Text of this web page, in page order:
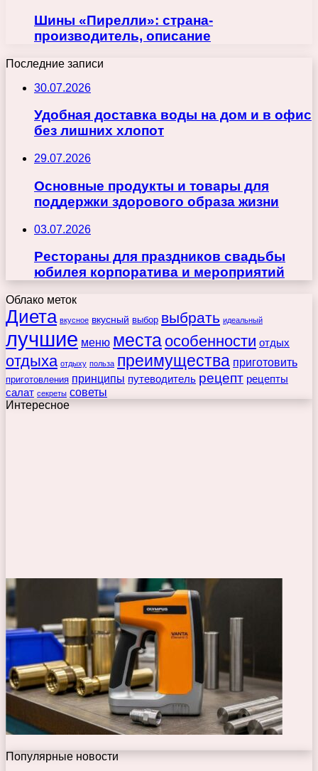
Шины «Пирелли»: страна-
производитель, описание
Последние записи
30.07.2026
Удобная доставка воды на дом и в офис
без лишних хлопот
29.07.2026
Основные продукты и товары для
поддержки здорового образа жизни
03.07.2026
Рестораны для праздников свадьбы
юбилея корпоратива и мероприятий
Облако меток
Диета вкусное вкусный выбор выбрать идеальный
лучшие меню места особенности отдых
отдыха отдыху польза преимущества приготовить
приготовления принципы путеводитель рецепт рецепты
салат секреты советы
Интересное
Популярные новости